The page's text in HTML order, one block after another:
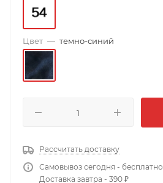
Цвет — темно-синий
Рассчитать доставку
Самовывоз сегодня - бесплатно
Доставка завтра - 390 ₽